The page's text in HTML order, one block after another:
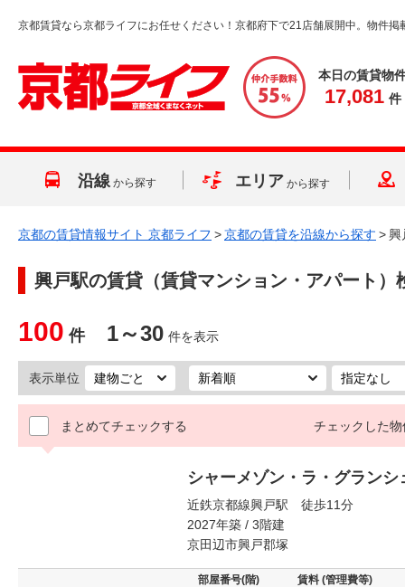
京都賃貸なら京都ライフにお任せください！京都府下で21店舗展開中。物件掲
本日の賃貸物
17,081 件
沿線 から探す エリア から探す
京都の賃貸情報サイト 京都ライフ >京都の賃貸を沿線から探す >興
興戸駅の賃貸（賃貸マンション・アパート）
100 件 1～30 件を表示
表示単位
まとめてチェックする チェックした物
シャーメゾン・ラ・グランシ
近鉄京都線興戸駅 徒歩11分
2027年築 / 3階建
京田辺市興戸郡塚
部屋番号(階) 賃料 (管理費等)